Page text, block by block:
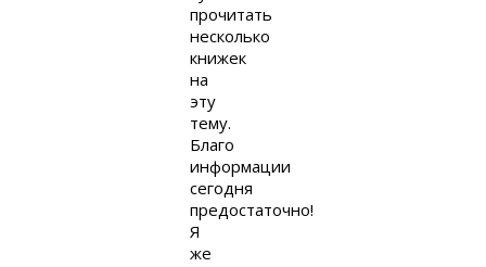
прочитать
несколько
книжек
на
эту
тему.
Благо
информации
сегодня
предостаточно!
Я
же